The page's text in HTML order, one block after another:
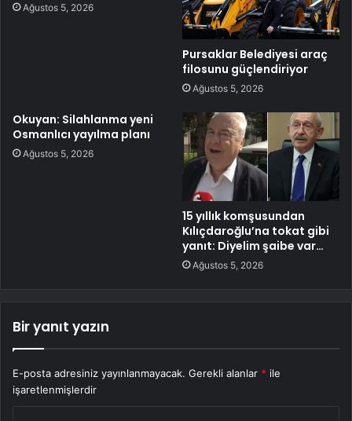
Ağustos 5, 2026
Pursaklar Belediyesi araç
filosunu güçlendiriyor
Ağustos 5, 2026
Okuyan: Silahlanma yeni
Osmanlıcı yayılma planı
Ağustos 5, 2026
15 yıllık komşusundan
Kılıçdaroğlu’na tokat gibi
yanıt: Diyelim şaibe var…
Ağustos 5, 2026
Bir yanıt yazın
E-posta adresiniz yayınlanmayacak. Gerekli alanlar * ile
işaretlenmişlerdir